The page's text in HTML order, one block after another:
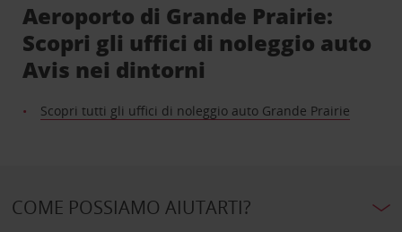
Aeroporto di Grande Prairie:
Scopri gli uffici di noleggio auto
Avis nei dintorni
Scopri tutti gli uffici di noleggio auto Grande Prairie
COME POSSIAMO AIUTARTI?